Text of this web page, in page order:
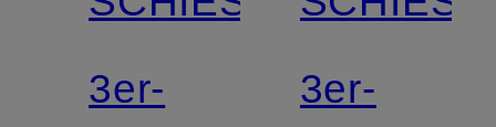
3er-
3er-